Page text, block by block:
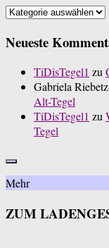
Beitrags
Neueste
TiDisTegel1 zu
Gabriela
Alt-Tegel
TiDisTegel1 zu
Tegel
Mehr
ZUM